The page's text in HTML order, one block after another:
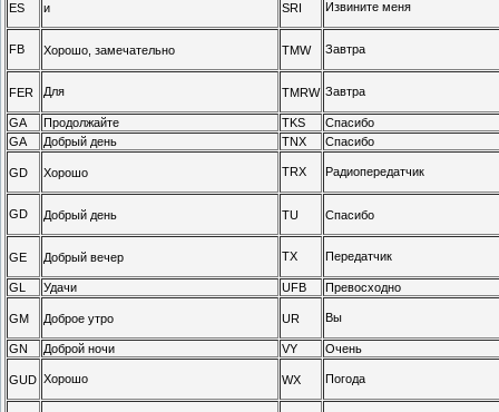
ES и SRI Извините меня
FB Хорошо, замечательно TMW Завтра
FER Для TMRW Завтра
GA Продолжайте TKS
Спасибо
GA
Добрый день TNX Спасибо
GD Хорошо TRX Радиопередатчик
GD Добрый день TU Спасибо
GE Добрый вечер TX Передатчик
GL Удачи UFB Превосходно
GM Доброе утро UR Вы
GN Доброй ночи VY Очень
GUD Хорошо WX Погода